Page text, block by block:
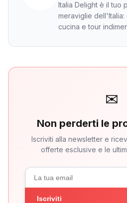
Italia Delight è il tuo
meraviglie dell'Italia:
cucina e tour
✉
Non perderti le
Iscriviti alla newsletter e
offerte esclusive e le
Iscriviti